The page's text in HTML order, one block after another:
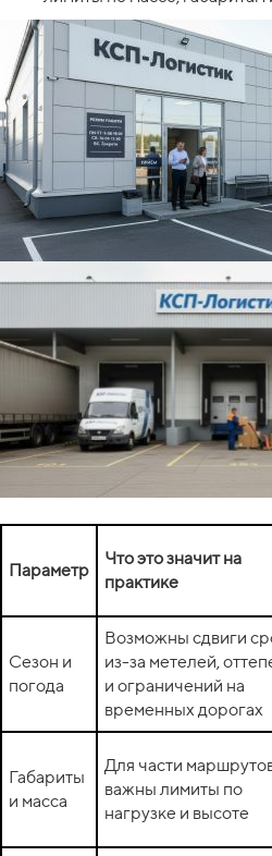
Параметр
Что это значит на
практике
Сезон и
погода
Возможны сдвиги
из-за метелей,
и ограничений на
временных дорогах
Габариты
и масса
Для части
важны лимиты по
нагрузке и высоте